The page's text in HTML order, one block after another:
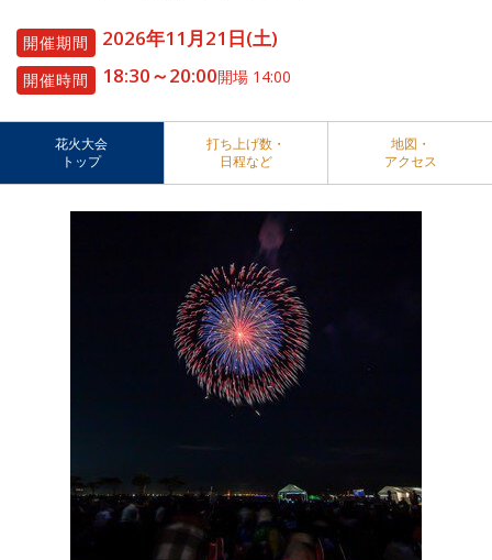
開催期間 2026年11月21日(土)
開催時間 18:30～20:00開場 14:00
花火大会
トップ
打ち上げ数・
日程など
地図・
アクセス